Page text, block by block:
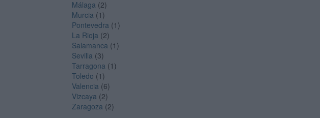
Málaga (2)
Murcia (1)
Pontevedra (1)
La Rioja (2)
Salamanca (1)
Sevilla (3)
Tarragona (1)
Toledo (1)
Valencia (6)
Vizcaya (2)
Zaragoza (2)